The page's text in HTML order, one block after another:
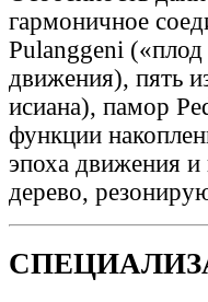
гармоничное
Pulanggeni
движения), пять
исиана), памор
функции
эпоха движения
дерево,